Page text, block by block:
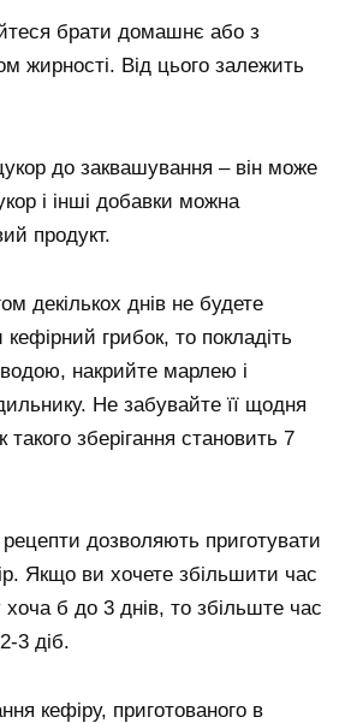
брати домашнє або з
жирності. Від цього залежить
до заквашування – він може
і інші добавки можна
продукт.
декількох днів не будете
грибок, то покладіть
накрийте марлею і
Не забувайте її щодня
зберігання становить 7
дозволяють приготувати
Якщо ви хочете збільшити час
б до 3 днів, то збільште час
3 діб.
кефіру, приготованого в